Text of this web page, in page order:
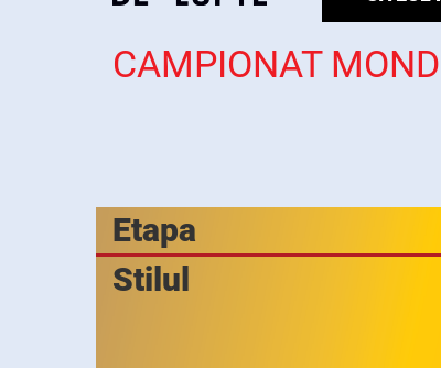
CAMPIONAT
Etapa
Stilul